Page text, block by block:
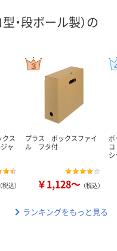
・段ボール製）の
ス
ャ
（税込）
プラス ボックスファイ
ル フタ付
￥1,128～ （税込）
ランキングをもっと見る